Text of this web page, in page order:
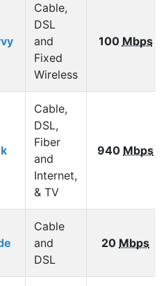
Cable,
DSL
and
Fixed
Wireless
100 Mbps
Cable,
DSL,
Fiber
and
Internet,
& TV
940 Mbps
Cable
and
DSL
20 Mbps